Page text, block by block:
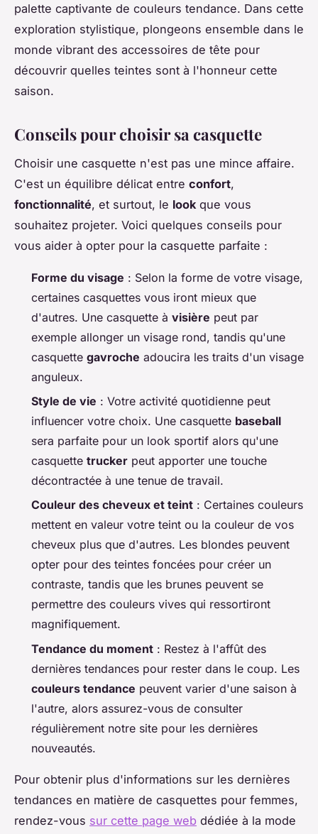
palette captivante de couleurs tendance. Dans cette
exploration stylistique, plongeons ensemble dans le
monde vibrant des accessoires de tête pour
découvrir quelles teintes sont à l'honneur cette
saison.
Conseils pour choisir sa casquette
Choisir une casquette n'est pas une mince affaire.
C'est un équilibre délicat entre confort,
fonctionnalité, et surtout, le look que vous
souhaitez projeter. Voici quelques conseils pour
vous aider à opter pour la casquette parfaite :
Forme du visage : Selon la forme de votre visage,
certaines casquettes vous iront mieux que
d'autres. Une casquette à visière peut par
exemple allonger un visage rond, tandis qu'une
casquette gavroche adoucira les traits d'un visage
anguleux.
Style de vie : Votre activité quotidienne peut
influencer votre choix. Une casquette baseball
sera parfaite pour un look sportif alors qu'une
casquette trucker peut apporter une touche
décontractée à une tenue de travail.
Couleur des cheveux et teint : Certaines couleurs
mettent en valeur votre teint ou la couleur de vos
cheveux plus que d'autres. Les blondes peuvent
opter pour des teintes foncées pour créer un
contraste, tandis que les brunes peuvent se
permettre des couleurs vives qui ressortiront
magnifiquement.
Tendance du moment : Restez à l'affût des
dernières tendances pour rester dans le coup. Les
couleurs tendance peuvent varier d'une saison à
l'autre, alors assurez-vous de consulter
régulièrement notre site pour les dernières
nouveautés.
Pour obtenir plus d'informations sur les dernières
tendances en matière de casquettes pour femmes,
rendez-vous sur cette page web dédiée à la mode